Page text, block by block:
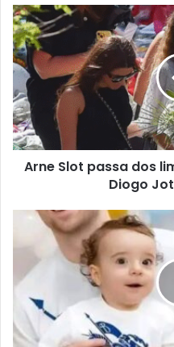
Arne Slot passa dos
Diogo